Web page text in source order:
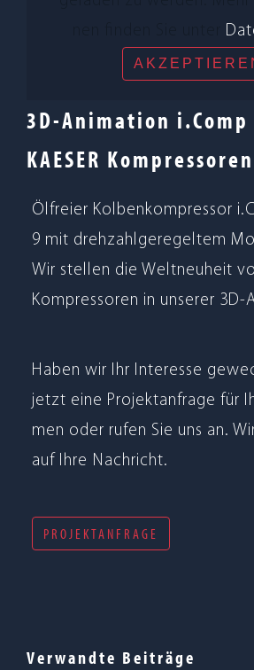
3D-Animation
KAESER Kompressoren
Ölfreier Kol­ben­kom­pres­sor
9 mit dreh­zahl­ge­re­gel­tem
Wir stel­len die Welt­neu­heit
Kom­pres­so­ren in unse­rer 3D-
Haben wir Ihr Inter­esse
jetzt eine Pro­jekt­an­frage für
men oder rufen Sie uns an.
auf Ihre Nachricht.
PROJEKTANFRAGE
Verwandte Beiträge